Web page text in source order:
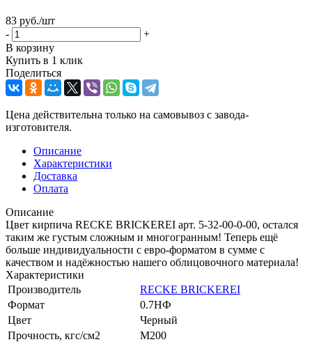
83 руб./шт
-
+
В корзину
Купить в 1 клик
Поделиться
Цена действительна только на самовывоз с завода-
изготовителя.
Описание
Характеристики
Доставка
Оплата
Описание
Цвет кирпича RECKE BRICKEREI арт. 5-32-00-0-00, остался
таким же густым сложным и многогранным! Теперь ещё
больше индивидуальности с евро-форматом в сумме с
качеством и надёжностью нашего облицовочного материала!
Характеристики
Производитель
RECKE BRICKEREI
Формат
0.7НФ
Цвет
Черный
Прочность, кгс/см2
M200